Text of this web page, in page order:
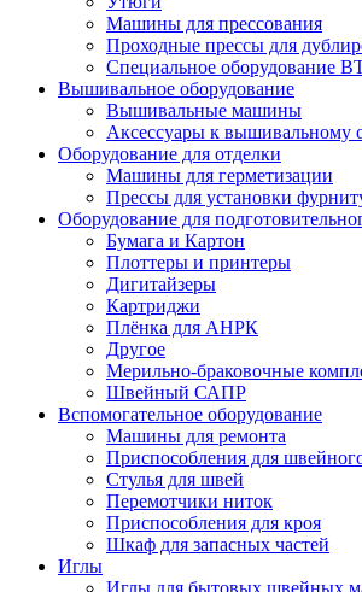
Машины для прессования
Проходные прессы для
Специальное оборудование
Вышивальное оборудование
Вышивальные машины
Аксессуары к вышивальному
Оборудование для отделки
Машины для герметизации
Прессы для установки
Оборудование для
Бумага и Картон
Плоттеры и принтеры
Дигитайзеры
Картриджи
Плёнка для АНРК
Другое
Мерильно-браковочные
Швейный САПР
Вспомогательное оборудование
Машины для ремонта
Приспособления для
Стулья для швей
Перемотчики ниток
Приспособления для кроя
Шкаф для запасных частей
Иглы